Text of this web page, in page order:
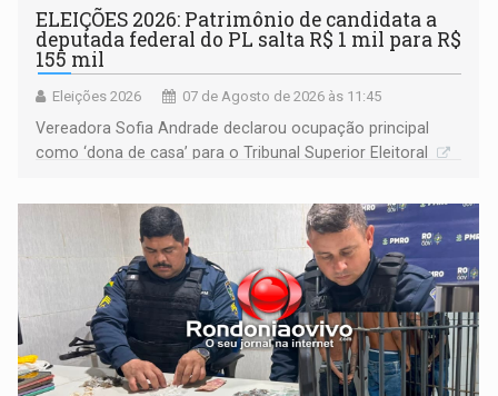
ELEIÇÕES 2026: Patrimônio de candidata a
deputada federal do PL salta R$ 1 mil para R$
155 mil
Eleições 2026 07 de Agosto de 2026 às 11:45
Vereadora Sofia Andrade declarou ocupação principal
como ‘dona de casa’ para o Tribunal Superior Eleitoral